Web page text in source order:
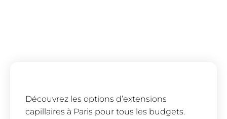
Découvrez les options d’extensions
capillaires à Paris pour tous les budgets.